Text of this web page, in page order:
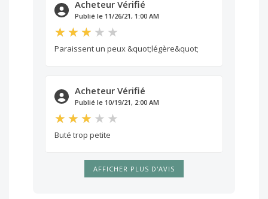
Acheteur Vérifié
Publié le 11/26/21, 1:00 AM
Paraissent un peux &quot;légère&quot;
Acheteur Vérifié
Publié le 10/19/21, 2:00 AM
Buté trop petite
AFFICHER PLUS D'AVIS